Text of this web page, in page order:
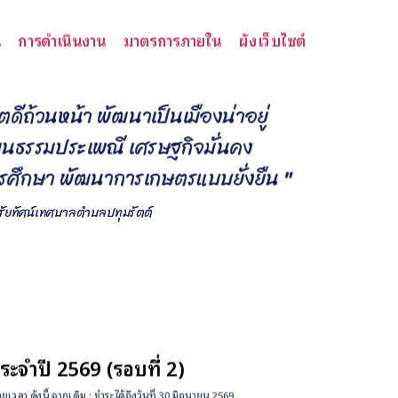
การดำเนินงาน มาตรการภายใน ผังเว็บไซต์
ดถวนหนาพฒนาเปนเมองนาอย
นธรรมประเพณเศรษฐกจมนคง
ศกษาพฒนาการเกษตรแบบยงยน "
ยทัศน์เทศบาลตำบลปทุมรัตต์
จำปี 2569 (รอบที่ 2)
เวลา ดังนี้ จากเดิม : ชำระได้ถึงวันที่ 30 มิถุนายน 2569